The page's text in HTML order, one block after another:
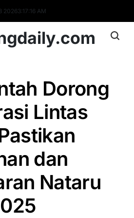
20263:17:17 AM
Dorong
Lintas
dan
Nataru